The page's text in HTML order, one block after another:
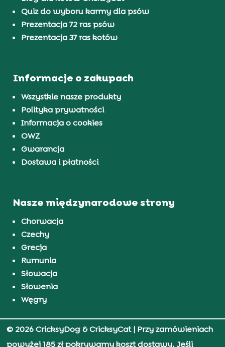
Quiz do wyboru karmy dla psów
Prezentacja 72 ras psów
Prezentacja 37 ras kotów
Informacje o zakupach
Wszystkie nasze produkty
Polityka prywatności
Informacja o cookies
OWZ
Gwarancja
Dostawa i płatności
Nasze międzynarodowe strony
Chorwacja
Czechy
Grecja
Rumunia
Słowacja
Słowenia
Węgry
© 2026 CricksyDog & CricksyCat| Przy zamówieniach
powyżej 185 zł pokrywamy koszt dostawy. Jeśli